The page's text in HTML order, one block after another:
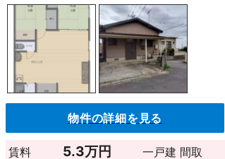
物件の詳細を見る
賃料 5.3万円 一戸建 間取